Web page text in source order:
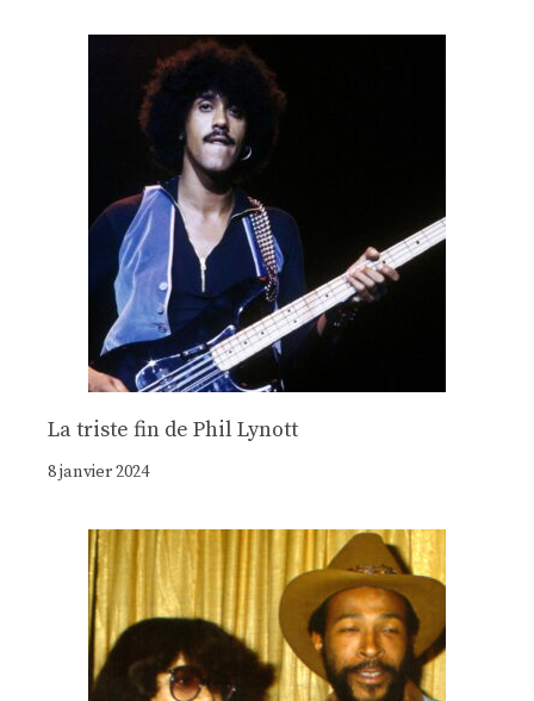
La triste fin de Phil Lynott
8 janvier 2024